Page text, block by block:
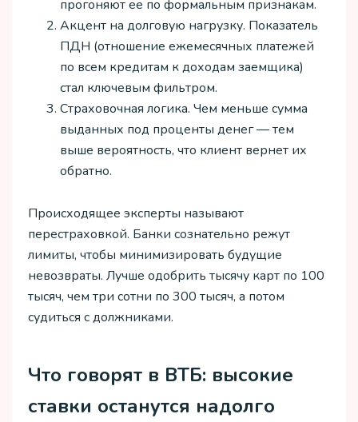
прогоняют ее по формальным признакам.
Акцент на долговую нагрузку. Показатель
ПДН (отношение ежемесячных платежей
по всем кредитам к доходам заемщика)
стал ключевым фильтром.
Страховочная логика. Чем меньше сумма
выданных под проценты денег — тем
выше вероятность, что клиент вернет их
обратно.
Происходящее эксперты называют
перестраховкой. Банки сознательно режут
лимиты, чтобы минимизировать будущие
невозвраты. Лучше одобрить тысячу карт по 100
тысяч, чем три сотни по 300 тысяч, а потом
судиться с должниками.
Что говорят в ВТБ: высокие
ставки останутся надолго